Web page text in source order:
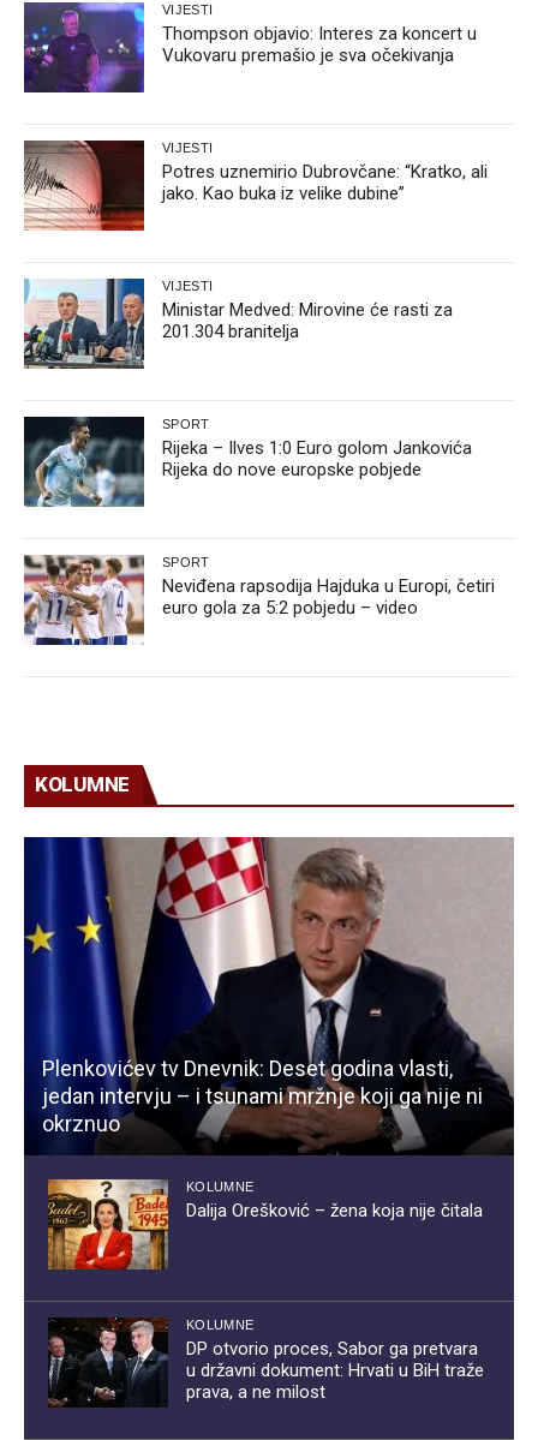
VIJESTI
Thompson objavio: Interes za koncert u
Vukovaru premašio je sva očekivanja
VIJESTI
Potres uznemirio Dubrovčane: “Kratko, ali
jako. Kao buka iz velike dubine”
VIJESTI
Ministar Medved: Mirovine će rasti za
201.304 branitelja
SPORT
Rijeka – Ilves 1:0 Euro golom Jankovića
Rijeka do nove europske pobjede
SPORT
Neviđena rapsodija Hajduka u Europi, četiri
euro gola za 5:2 pobjedu – video
KOLUMNE
Plenkovićev tv Dnevnik: Deset godina vlasti,
jedan intervju – i tsunami mržnje koji ga nije ni
okrznuo
KOLUMNE
Dalija Orešković – žena koja nije čitala
KOLUMNE
DP otvorio proces, Sabor ga pretvara
u državni dokument: Hrvati u BiH traže
prava, a ne milost